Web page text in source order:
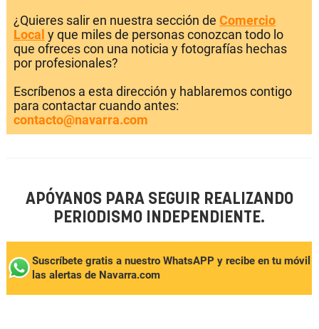
¿Quieres salir en nuestra sección de Comercio
Local y que miles de personas conozcan todo lo
que ofreces con una noticia y fotografías hechas
por profesionales?
Escríbenos a esta dirección y hablaremos contigo
para contactar cuando antes:
contacto@navarra.com
APÓYANOS PARA SEGUIR REALIZANDO
PERIODISMO INDEPENDIENTE.
Suscríbete gratis a nuestro WhatsAPP y recibe en tu móvil
las alertas de Navarra.com